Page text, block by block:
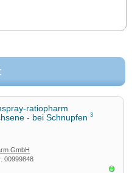
ratiopharm
- bei Schnupfen3
GmbH
00999848